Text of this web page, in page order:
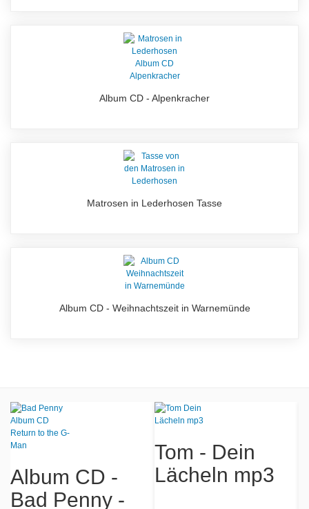
Album CD - Alpenkracher
Matrosen in Lederhosen Tasse
Album CD - Weihnachtszeit in Warnemünde
Album CD -
Bad Penny -
Tom - Dein
Lächeln mp3